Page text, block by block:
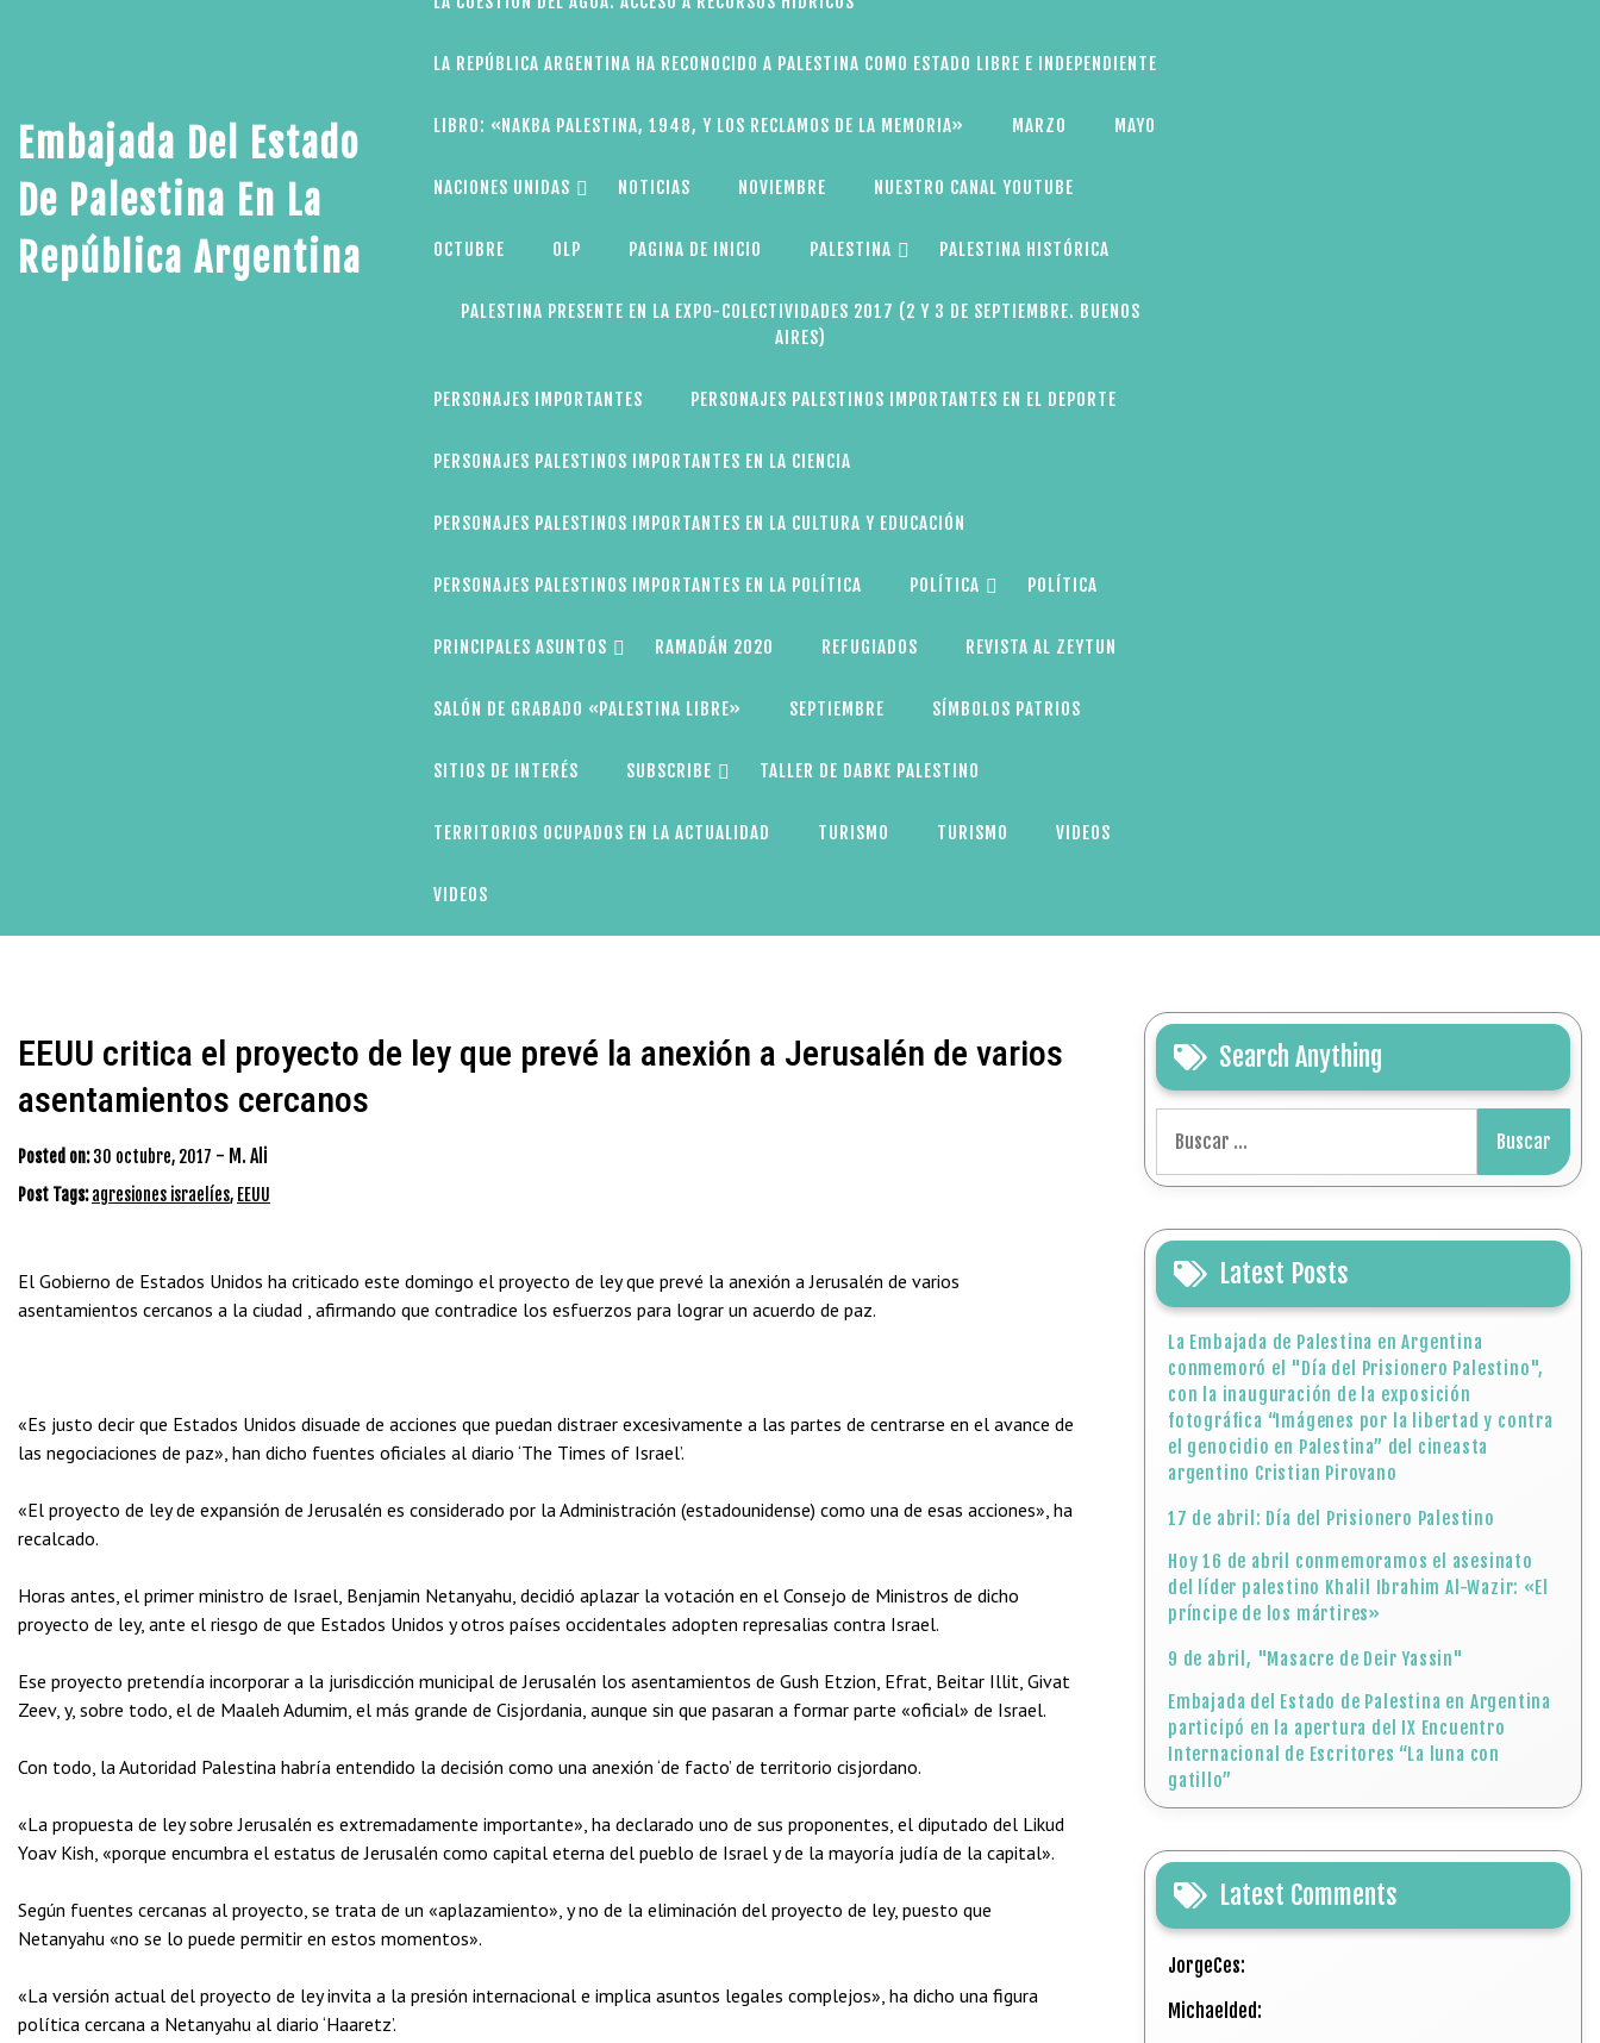
Embajada Del Estado
De Palestina En La
República Argentina
LA REPÚBLICA ARGENTINA HA RECONOCIDO A PALESTINA COMO ESTADO LIBRE E INDEPENDIENTE
LIBRO: «NAKBA PALESTINA, 1948, Y LOS RECLAMOS DE LA MEMORIA» MARZO MAYO
NACIONES UNIDAS NOTICIAS NOVIEMBRE NUESTRO CANAL YOUTUBE
OCTUBRE OLP PAGINA DE INICIO PALESTINA PALESTINA HISTÓRICA
PALESTINA PRESENTE EN LA EXPO-COLECTIVIDADES 2017 (2 Y 3 DE SEPTIEMBRE. BUENOS
AIRES)
PERSONAJES IMPORTANTES PERSONAJES PALESTINOS IMPORTANTES EN EL DEPORTE
PERSONAJES PALESTINOS IMPORTANTES EN LA CIENCIA
PERSONAJES PALESTINOS IMPORTANTES EN LA CULTURA Y EDUCACIÓN
PERSONAJES PALESTINOS IMPORTANTES EN LA POLÍTICA POLÍTICA POLÍTICA
PRINCIPALES ASUNTOS RAMADÁN 2020 REFUGIADOS REVISTA AL ZEYTUN
SALÓN DE GRABADO «PALESTINA LIBRE» SEPTIEMBRE SÍMBOLOS PATRIOS
SITIOS DE INTERÉS SUBSCRIBE TALLER DE DABKE PALESTINO
TERRITORIOS OCUPADOS EN LA ACTUALIDAD TURISMO TURISMO VIDEOS
VIDEOS
EEUU critica el proyecto de ley que prevé la anexión a Jerusalén de varios
asentamientos cercanos
Posted on: 30 octubre, 2017 - M. Ali
Post Tags:agresiones israelíes, EEUU
El Gobierno de Estados Unidos ha criticado este domingo el proyecto de ley que prevé la anexión a Jerusalén de varios
asentamientos cercanos a la ciudad , afirmando que contradice los esfuerzos para lograr un acuerdo de paz.
«Es justo decir que Estados Unidos disuade de acciones que puedan distraer excesivamente a las partes de centrarse en el avance de
las negociaciones de paz», han dicho fuentes oficiales al diario ‘The Times of Israel’.
«El proyecto de ley de expansión de Jerusalén es considerado por la Administración (estadounidense) como una de esas acciones», ha
recalcado.
Horas antes, el primer ministro de Israel, Benjamin Netanyahu, decidió aplazar la votación en el Consejo de Ministros de dicho
proyecto de ley, ante el riesgo de que Estados Unidos y otros países occidentales adopten represalias contra Israel.
Ese proyecto pretendía incorporar a la jurisdicción municipal de Jerusalén los asentamientos de Gush Etzion, Efrat, Beitar Illit, Givat
Zeev, y, sobre todo, el de Maaleh Adumim, el más grande de Cisjordania, aunque sin que pasaran a formar parte «oficial» de Israel.
Con todo, la Autoridad Palestina habría entendido la decisión como una anexión ‘de facto’ de territorio cisjordano.
«La propuesta de ley sobre Jerusalén es extremadamente importante», ha declarado uno de sus proponentes, el diputado del Likud
Yoav Kish, «porque encumbra el estatus de Jerusalén como capital eterna del pueblo de Israel y de la mayoría judía de la capital».
Según fuentes cercanas al proyecto, se trata de un «aplazamiento», y no de la eliminación del proyecto de ley, puesto que
Netanyahu «no se lo puede permitir en estos momentos».
«La versión actual del proyecto de ley invita a la presión internacional e implica asuntos legales complejos», ha dicho una figura
política cercana a Netanyahu al diario ‘Haaretz’.
Search Anything
Latest Posts
La Embajada de Palestina en Argentina
conmemoró el "Día del Prisionero Palestino",
con la inauguración de la exposición
fotográfica “Imágenes por la libertad y contra
el genocidio en Palestina” del cineasta
argentino Cristian Pirovano
17 de abril: Día del Prisionero Palestino
Hoy 16 de abril conmemoramos el asesinato
del líder palestino Khalil Ibrahim Al-Wazir: «El
príncipe de los mártires»
9 de abril, "Masacre de Deir Yassin"
Embajada del Estado de Palestina en Argentina
participó en la apertura del IX Encuentro
Internacional de Escritores “La luna con
gatillo”
Latest Comments
JorgeCes:
Michaelded: